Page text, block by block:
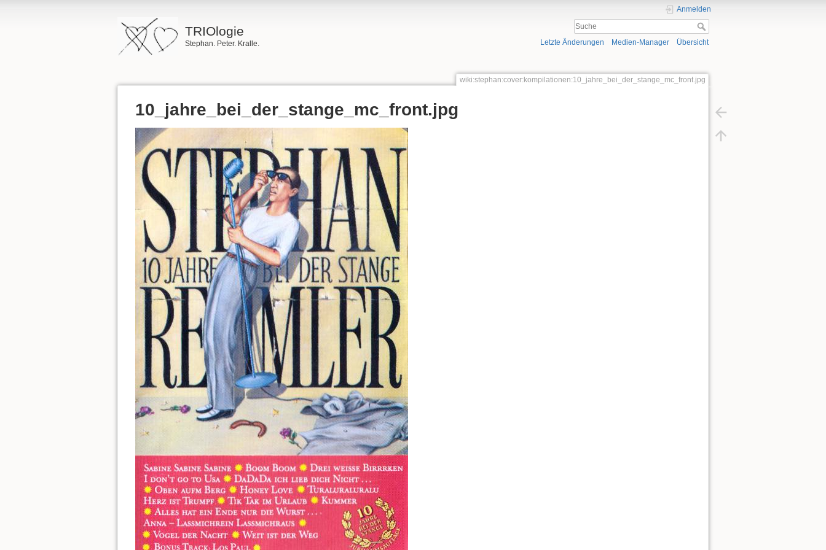
TRIOlogie
Stephan. Peter. Kralle.
Anmelden
Letzte Änderungen Medien-Manager Übersicht
wiki:stephan:cover:kompilationen:10_jahre_bei_der_stange_mc_front.jpg
10_jahre_bei_der_stange_mc_front.jpg